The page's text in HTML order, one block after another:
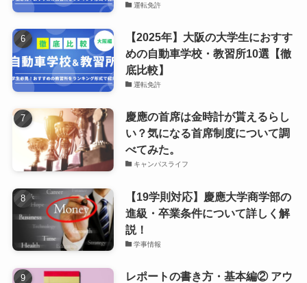
運転免許
【2025年】大阪の大学生におすす
めの自動車学校・教習所10選【徹
底比較】
運転免許
慶應の首席は金時計が貰えるらし
い？気になる首席制度について調
べてみた。
キャンパスライフ
【19学則対応】慶應大学商学部の
進級・卒業条件について詳しく解
説！
学事情報
レポートの書き方・基本編② アウ